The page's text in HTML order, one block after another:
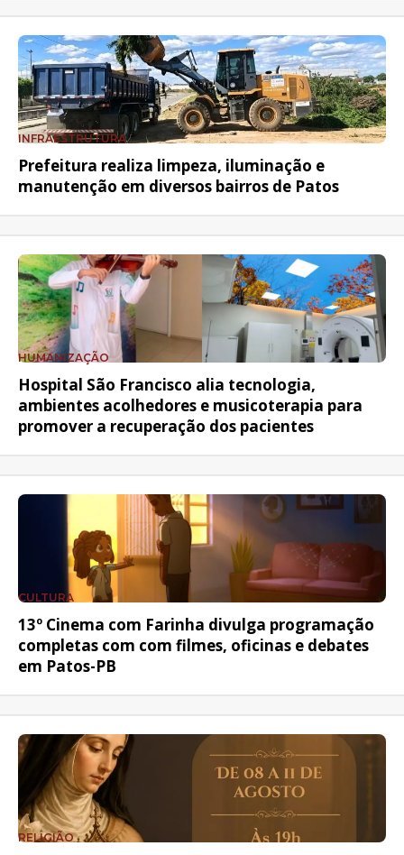
INFRAESTRUTURA
Prefeitura realiza limpeza, iluminação e
manutenção em diversos bairros de Patos
HUMANIZAÇÃO
Hospital São Francisco alia tecnologia,
ambientes acolhedores e musicoterapia para
promover a recuperação dos pacientes
CULTURA
13º Cinema com Farinha divulga programação
completas com com filmes, oficinas e debates
em Patos-PB
RELIGIÃO